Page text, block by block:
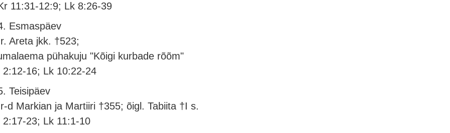
11:31-12:9; Lk 8:26-39
Esmaspäev
Areta jkk. †523;
pühakuju "Kõigi kurbade rõõm"
2:12-16; Lk 10:22-24
Teisipäev
d Markian ja Martiiri †355; õigl. Tabiita †I s.
2:17-23; Lk 11:1-10